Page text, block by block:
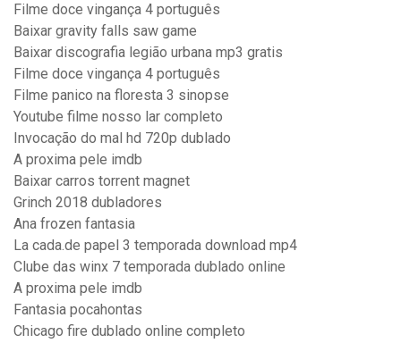
Filme doce vingança 4 português
Baixar gravity falls saw game
Baixar discografia legião urbana mp3 gratis
Filme doce vingança 4 português
Filme panico na floresta 3 sinopse
Youtube filme nosso lar completo
Invocação do mal hd 720p dublado
A proxima pele imdb
Baixar carros torrent magnet
Grinch 2018 dubladores
Ana frozen fantasia
La cada.de papel 3 temporada download mp4
Clube das winx 7 temporada dublado online
A proxima pele imdb
Fantasia pocahontas
Chicago fire dublado online completo